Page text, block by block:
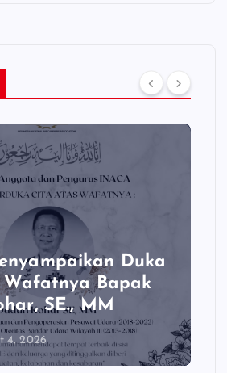
Duka
Bapak
SE., MM
4, 2026